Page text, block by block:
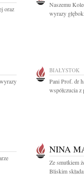
oraz
Naszemu
wyrazy
BIAŁYSTOK
Pani Prof. dr
współczucia
NINA
Ze smutkiem
Bliskim